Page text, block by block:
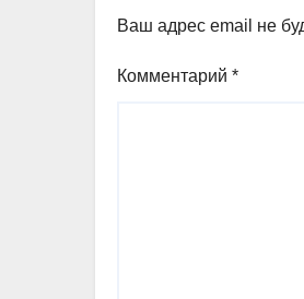
Ваш адрес email не
Комментарий *